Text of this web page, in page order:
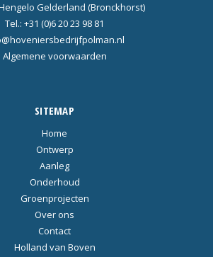
Gelderland (Bronckhorst)
Tel.: +31 (0)6 20 23 98 81
Algemene voorwaarden
SITEMAP
Home
Ontwerp
Aanleg
Onderhoud
Groenprojecten
Over ons
Contact
Holland van Boven